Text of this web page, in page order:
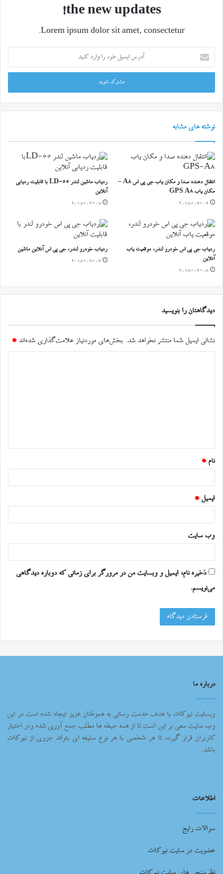
the new updates!
Lorem ipsum dolor sit amet, consectetur.
ایمیل
خود
وارد
کنید
نوشته های مشابه
انتقال دهنده صدا و مکان یاب جی پی اس A8 –
مکان یاب GPS A8
2018-07-09
ردیاب ماشین لندر LD-55 با قابلیت ردیابی
آنلاین
2018-07-08
ردیاب جی پی اس خودرو لندر، موقعیت یاب
آنلاین
2018-07-08
ردیاب خودرو لندر، جی پی اس آنلاین ماشین
2018-07-07
دیدگاهتان را بنویسید
نشانی ایمیل شما منتشر نخواهد شد. بخش‌های موردنیاز علامت‌گذاری شده‌اند *
*
نام *
ایمیل *
وب‌ سایت
ذخیره نام، ایمیل و وبسایت من در مرورگر برای زمانی که دوباره دیدگاهی
می‌نویسم.
درباره ما
وبسایت نیوکات با هدف خدمت رسانی به هموطنان عزیز ایجاد شده است در این
وب سایت سعی بر این است تا از همه حیطه ها مطلب جمع آوری شده ودر اختیار
کاربران قرار گیرد، تا هر شخصی با هر نوع سلیغه ای بتواند جزوی از نیوکات
باشد.
اطلاعات
سوالات رایج
عضویت در سایت نیوکات